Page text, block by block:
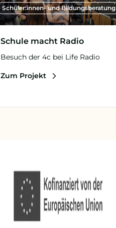
Schüler:innen- und Bildungsberatung
Schule macht Radio
Besuch der 4c bei Life Radio
Zum Projekt